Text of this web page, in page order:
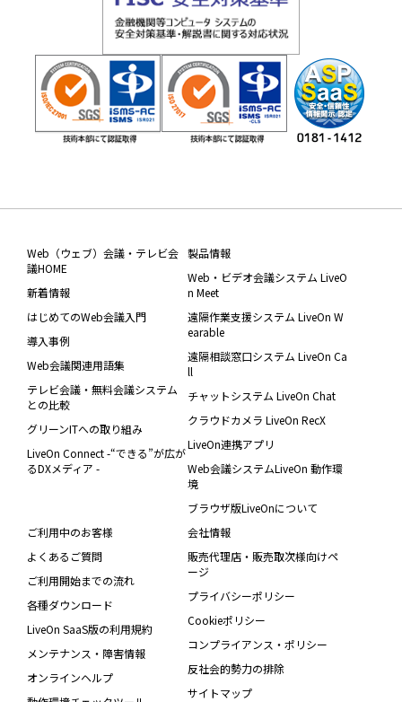
Web（ウェブ）会議・テレビ会
議HOME
新着情報
はじめてのWeb会議入門
導入事例
Web会議関連用語集
テレビ会議・無料会議システム
との比較
グリーンITへの取り組み
LiveOn Connect -“できる”が広が
るDXメディア -
製品情報
Web・ビデオ会議システム LiveO
n Meet
遠隔作業支援システム LiveOn W
earable
遠隔相談窓口システム LiveOn Ca
ll
チャットシステム LiveOn Chat
クラウドカメラ LiveOn RecX
LiveOn連携アプリ
Web会議システムLiveOn 動作環
境
ブラウザ版LiveOnについて
ご利用中のお客様
よくあるご質問
ご利用開始までの流れ
各種ダウンロード
LiveOn SaaS版の利用規約
メンテナンス・障害情報
オンラインヘルプ
会社情報
販売代理店・販売取次様向けペ
ージ
プライバシーポリシー
Cookieポリシー
コンプライアンス・ポリシー
反社会的勢力の排除
サイトマップ